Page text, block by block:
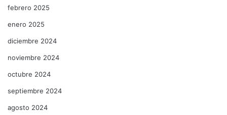
febrero 2025
enero 2025
diciembre 2024
noviembre 2024
octubre 2024
septiembre 2024
agosto 2024